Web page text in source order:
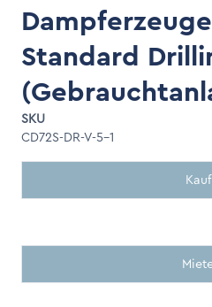
Standard
SKU
CD72S-DR-V-5-1
Kauf